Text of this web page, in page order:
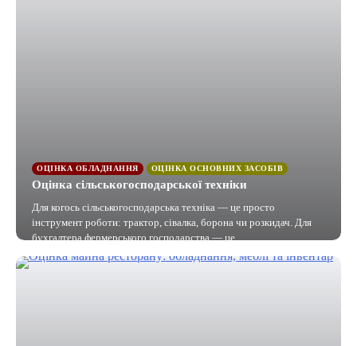
ОЦІНКА ОБЛАДНАННЯ ОЦІНКА ОСНОВНИХ ЗАСОБІВ
Оцінка сільськогосподарської техніки
Для когось сільськогосподарська техніка — це просто
інструмент роботи: трактор, сівалка, борона чи розкидач. Для
бухгалтера фермерського господарства — це…